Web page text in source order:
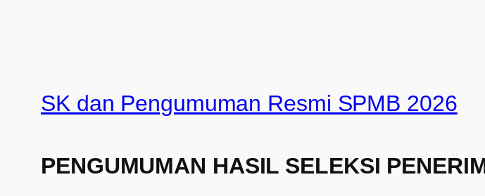
SK dan Pengumuman Resmi SPMB 2026
PENGUMUMAN HASIL SELEKSI